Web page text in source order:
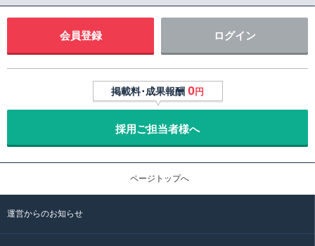
会員登録 ログイン
掲載料･成果報酬 0円
採用ご担当者様へ
ページトップへ
運営からのお知らせ